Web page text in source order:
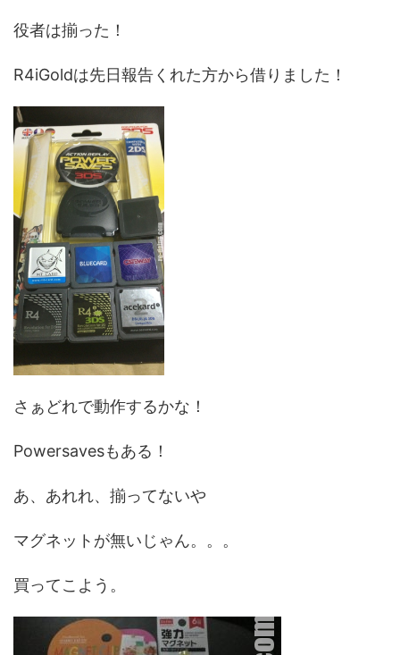
役者は揃った！
R4iGoldは先日報告くれた方から借りました！
さぁどれで動作するかな！
Powersavesもある！
あ、あれれ、揃ってないや
マグネットが無いじゃん。。。
買ってこよう。